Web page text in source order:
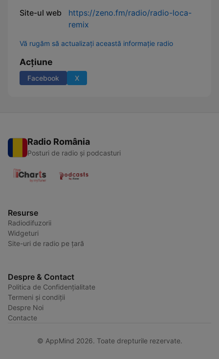
Site-ul web
https://zeno.fm/radio/radio-loca-
remix
Vă rugăm să actualizați această informație radio
Acțiune
Facebook X
Radio România
Posturi de radio și podcasturi
Resurse
Radiodifuzorii
Widgeturi
Site-uri de radio pe țară
Despre & Contact
Politica de Confidențialitate
Termeni și condiții
Despre Noi
Contacte
© AppMind 2026. Toate drepturile rezervate.